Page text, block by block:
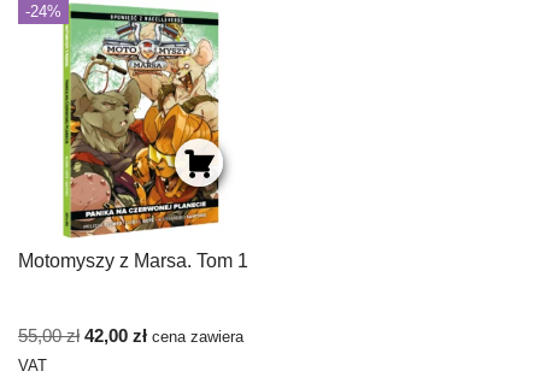
-24%
Motomyszy z Marsa. Tom 1
55,00zł 42,00 zł cena zawiera
VAT